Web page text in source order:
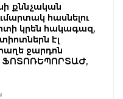
քննչական
հասնելու
կրեն հակագազ,
էլ
ջարդոն
ՖՈՏՈՌԵՊՈՐՏԱԺ,